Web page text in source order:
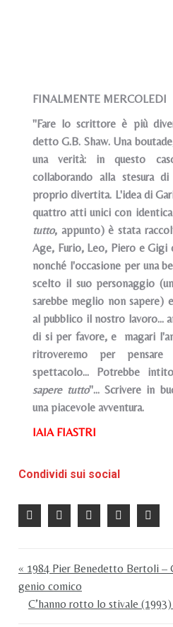
FINALMENTE MERCOLEDI
"Fare lo scrittore è più
detto G.B. Shaw. Una
una verità: in questo
collaborando alla stesura di
proprio divertita. L'idea di
quattro atti unici con
tutto, appunto) è stata
Age, Furio, Leo, Piero e Gigi
nonché l'occasione per una
scelto il suo personaggio
sarebbe meglio non sapere)
al pubblico il nostro lavoro...
di si per favore, e magari
ritroveremo per
spettacolo... Potrebbe
sapere tutto"... Scrivere in
una piacevole avventura.
IAIA FIASTRI
Condividi sui social
« 1984 Pier Benedetto Bertoli –
genio comico
C’hanno rotto lo stivale